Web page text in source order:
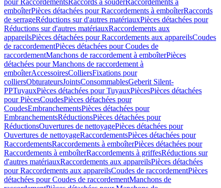
pour RaccordementsRaccords à souderRaccordements à
emboîterPièces détachées pour Raccordements à emboîterRaccords
de serrageRéductions sur d'autres matériauxPièces détachées pour
Réductions sur d'autres matériauxRaccordements aux
appareilsPièces détachées pour Raccordements aux appareilsCoudes
de raccordementPièces détachées pour Coudes de
raccordementManchons de raccordement à emboîterPièces
détachées pour Manchons de raccordement à
emboîterAccessoiresColliersFixations pour
colliersObturateursJointsConsommablesGeberit Silent-
PPTuyauxPièces détachées pour TuyauxPiècesPièces détachées
pour PiècesCoudesPièces détachées pour
CoudesEmbranchementsPièces détachées pour
EmbranchementsRéductionsPièces détachées pour
RéductionsOuvertures de nettoyagePièces détachées pour
Ouvertures de nettoyageRaccordementsPièces détachées pour
RaccordementsRaccordements à emboîterPièces détachées pour
Raccordements à emboîterRaccordements à griffesRéductions sur
d'autres matériauxRaccordements aux appareilsPièces détachées
pour Raccordements aux appareilsCoudes de raccordementPièces
détachées pour Coudes de raccordementManchons de